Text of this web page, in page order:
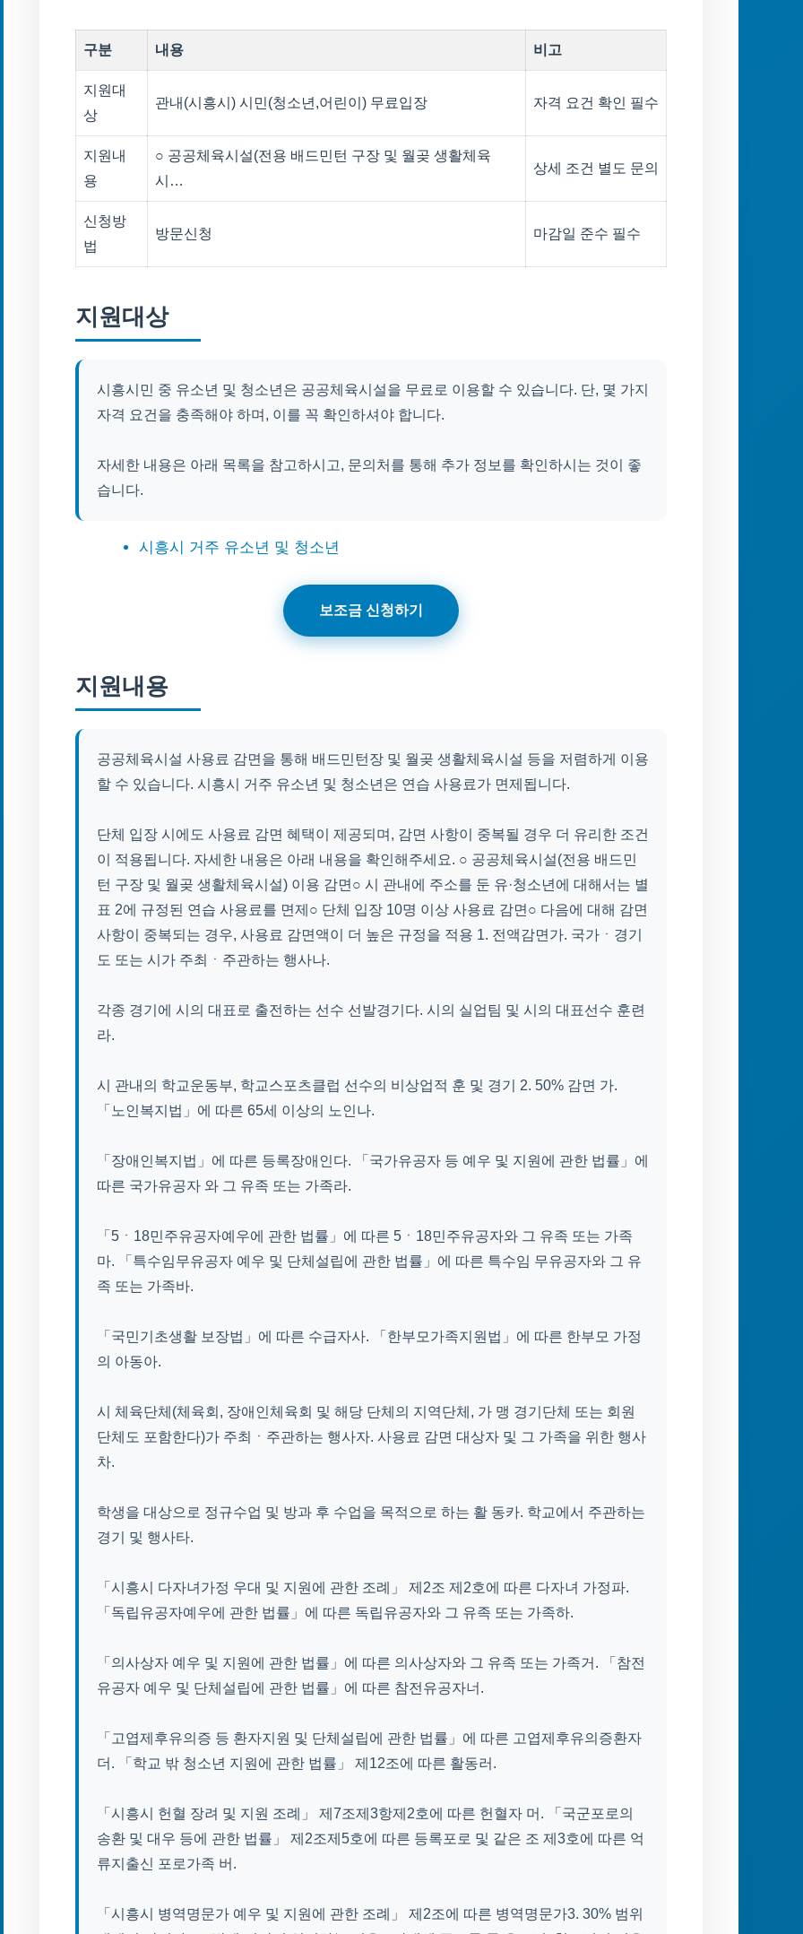
구분 내용 비고
지원대
상
관내(시흥시) 시민(청소년,어린이) 무료입장 자격 요건 확인 필수
지원내
용
○ 공공체육시설(전용 배드민턴 구장 및 월곶 생활체육
시…
상세 조건 별도 문의
신청방
법
방문신청 마감일 준수 필수
지원대상
시흥시민 중 유소년 및 청소년은 공공체육시설을 무료로 이용할 수 있습니다. 단, 몇 가지
자격 요건을 충족해야 하며, 이를 꼭 확인하셔야 합니다.
자세한 내용은 아래 목록을 참고하시고, 문의처를 통해 추가 정보를 확인하시는 것이 좋
습니다.
시흥시 거주 유소년 및 청소년
보조금 신청하기
지원내용
공공체육시설 사용료 감면을 통해 배드민턴장 및 월곶 생활체육시설 등을 저렴하게 이용
할 수 있습니다. 시흥시 거주 유소년 및 청소년은 연습 사용료가 면제됩니다.
단체 입장 시에도 사용료 감면 혜택이 제공되며, 감면 사항이 중복될 경우 더 유리한 조건
이 적용됩니다. 자세한 내용은 아래 내용을 확인해주세요. ○ 공공체육시설(전용 배드민
턴 구장 및 월곶 생활체육시설) 이용 감면○ 시 관내에 주소를 둔 유·청소년에 대해서는 별
표 2에 규정된 연습 사용료를 면제○ 단체 입장 10명 이상 사용료 감면○ 다음에 대해 감면
사항이 중복되는 경우, 사용료 감면액이 더 높은 규정을 적용 1. 전액감면가. 국가ㆍ경기
도 또는 시가 주최ㆍ주관하는 행사나.
각종 경기에 시의 대표로 출전하는 선수 선발경기다. 시의 실업팀 및 시의 대표선수 훈련
라.
시 관내의 학교운동부, 학교스포츠클럽 선수의 비상업적 훈 및 경기 2. 50% 감면 가.
「노인복지법」에 따른 65세 이상의 노인나.
「장애인복지법」에 따른 등록장애인다. 「국가유공자 등 예우 및 지원에 관한 법률」에
따른 국가유공자 와 그 유족 또는 가족라.
「5ㆍ18민주유공자예우에 관한 법률」에 따른 5ㆍ18민주유공자와 그 유족 또는 가족
마. 「특수임무유공자 예우 및 단체설립에 관한 법률」에 따른 특수임 무유공자와 그 유
족 또는 가족바.
「국민기초생활 보장법」에 따른 수급자사. 「한부모가족지원법」에 따른 한부모 가정
의 아동아.
시 체육단체(체육회, 장애인체육회 및 해당 단체의 지역단체, 가 맹 경기단체 또는 회원
단체도 포함한다)가 주최ㆍ주관하는 행사자. 사용료 감면 대상자 및 그 가족을 위한 행사
차.
학생을 대상으로 정규수업 및 방과 후 수업을 목적으로 하는 활 동카. 학교에서 주관하는
경기 및 행사타.
「시흥시 다자녀가정 우대 및 지원에 관한 조례」 제2조 제2호에 따른 다자녀 가정파.
「독립유공자예우에 관한 법률」에 따른 독립유공자와 그 유족 또는 가족하.
「의사상자 예우 및 지원에 관한 법률」에 따른 의사상자와 그 유족 또는 가족거. 「참전
유공자 예우 및 단체설립에 관한 법률」에 따른 참전유공자너.
「고엽제후유의증 등 환자지원 및 단체설립에 관한 법률」에 따른 고엽제후유의증환자
더. 「학교 밖 청소년 지원에 관한 법률」 제12조에 따른 활동러.
「시흥시 헌혈 장려 및 지원 조례」 제7조제3항제2호에 따른 헌혈자 머. 「국군포로의
송환 및 대우 등에 관한 법률」 제2조제5호에 따른 등록포로 및 같은 조 제3호에 따른 억
류지출신 포로가족 버.
「시흥시 병역명문가 예우 및 지원에 관한 조례」 제2조에 따른 병역명문가3. 30% 범위